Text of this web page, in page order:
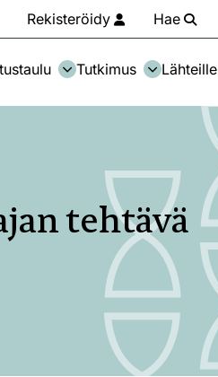
Rekisteröidy Hae
Tutkimus Lähteille
tehtävä